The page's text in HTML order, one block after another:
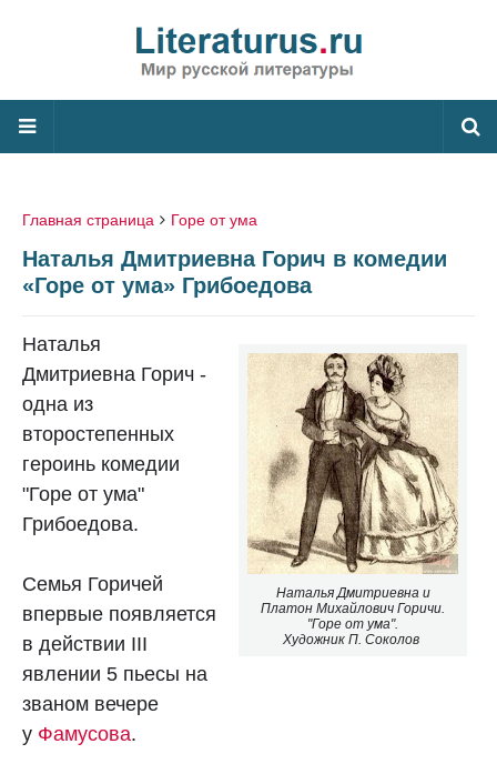
Главная страница Горе от ума
Наталья Дмитриевна Горич в комедии
«Горе от ума» Грибоедова
Наталья Дмитриевна и
Платон Михайлович Горичи.
"Горе от ума".
Художник П. Соколов
Наталья
Дмитриевна Горич -
одна из
второстепенных
героинь комедии
"Горе от ума"
Грибоедова.
Семья Горичей
впервые появляется
в действии III
явлении 5 пьесы на
званом вечере
у Фамусова.